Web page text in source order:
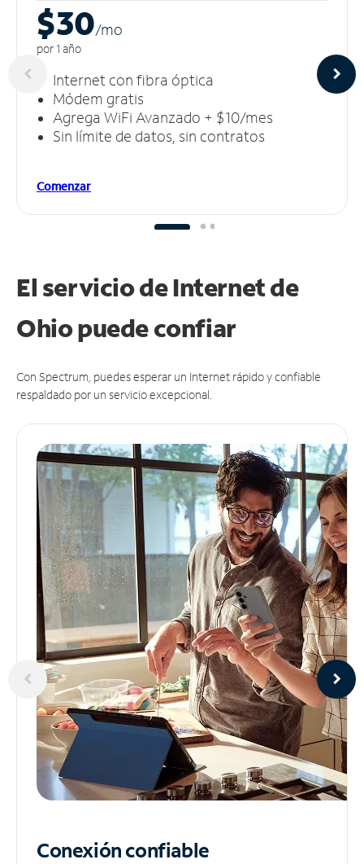
$30/mo
por 1 año
Internet con fibra óptica
Módem gratis
Agrega WiFi Avanzado + $10/mes
Sin límite de datos, sin contratos
Comenzar
El servicio de Internet de
Ohio puedeconfiar
Con Spectrum, puedes esperar un Internet rápido y confiable
respaldado por un servicio excepcional.
Conexión confiable